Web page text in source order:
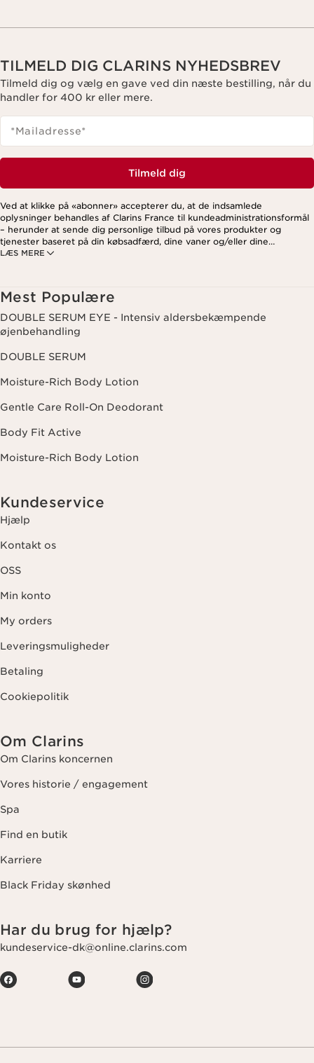
TILMELD DIG CLARINS NYHEDSBREV
Tilmeld dig og vælg en gave ved din næste bestilling, når du
handler for 400 kr eller mere.
*Mailadresse*
Tilmeld dig
LÆS MERE
Ved at klikke på «abonner» accepterer du, at de indsamlede
oplysninger behandles af Clarins France til kundeadministrationsformål
– herunder at sende dig personlige tilbud på vores produkter og
tjenester baseret på din købsadfærd, dine vaner og/eller dine
interesser. Dette kan også omfatte visning på sociale medier og
nyhedsbrev. For mere information om, hvordan vi håndterer dine data
og dine rettigheder, se venligst vores
Mest Populære
DOUBLE SERUM EYE - Intensiv aldersbekæmpende
øjenbehandling
DOUBLE SERUM
Moisture-Rich Body Lotion
Gentle Care Roll-On Deodorant
Body Fit Active
Moisture-Rich Body Lotion
Kundeservice
Hjælp
Kontakt os
OSS
Min konto
My orders
Leveringsmuligheder
Betaling
Cookiepolitik
Om Clarins
Om Clarins koncernen
Vores historie / engagement
Spa
Find en butik
Karriere
Black Friday skønhed
Har du brug for hjælp?
kundeservice-dk@online.clarins.com